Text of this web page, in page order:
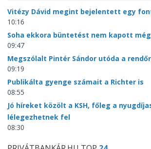
Vitézy Dávid megint bejelentett egy
10:16
Soha ekkora büntetést nem kapott
09:47
Megszólalt Pintér Sándor utóda a
09:19
Publikálta gyenge számait a Richter is
08:55
Jó híreket közölt a KSH, főleg a
lélegezhetnek fel
08:30